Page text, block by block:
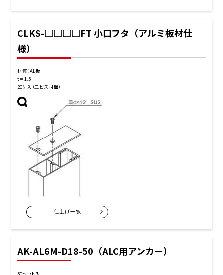
CLKS-□□□□FT 小口フタ（アルミ板材仕
様）
材質：AL板
t＝1.5
20ケ入（皿ビス同梱）
仕上げ一覧
AK-AL6M-D18-50（ALC用アンカー）
50セット入